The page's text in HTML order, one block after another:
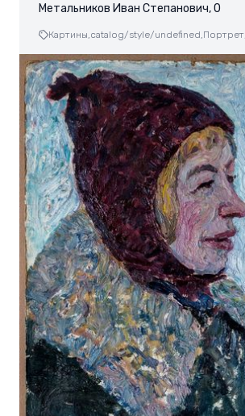
Метальников Иван Степанович, 0
Картины, catalog/style/undefined, Портрет,